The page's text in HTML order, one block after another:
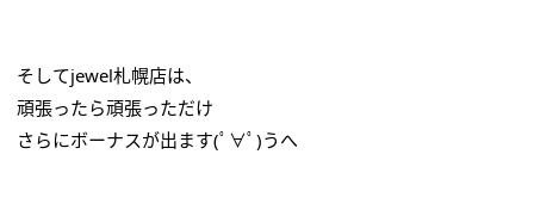
そしてjewel札幌店は、
頑張ったら頑張っただけ
さらにボーナスが出ます(ﾟ∀ﾟ)うへ